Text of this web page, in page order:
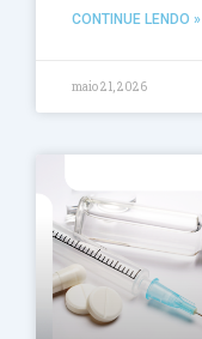
CONTINUE LENDO »
maio 21, 2026